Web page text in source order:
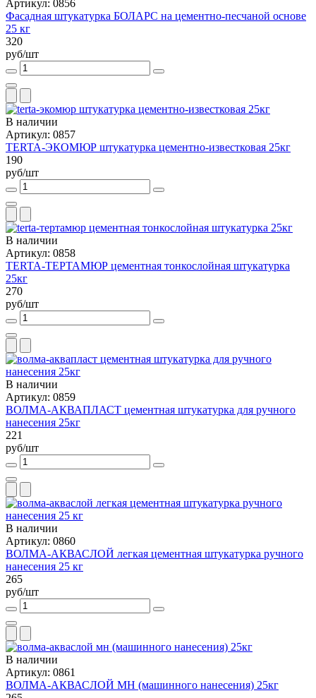
Артикул: 0856
Фасадная штукатурка БОЛАРС на цементно-песчаной основе
25 кг
320
руб/шт
В наличии
Артикул: 0857
TERTA-ЭКОМЮР штукатурка цементно-известковая 25кг
190
руб/шт
В наличии
Артикул: 0858
TERTA-ТЕРТАМЮР цементная тонкослойная штукатурка
25кг
270
руб/шт
В наличии
Артикул: 0859
ВОЛМА-АКВАПЛАСТ цементная штукатурка для ручного
нанесения 25кг
221
руб/шт
В наличии
Артикул: 0860
ВОЛМА-АКВАСЛОЙ легкая цементная штукатурка ручного
нанесения 25 кг
265
руб/шт
В наличии
Артикул: 0861
ВОЛМА-АКВАСЛОЙ МН (машинного нанесения) 25кг